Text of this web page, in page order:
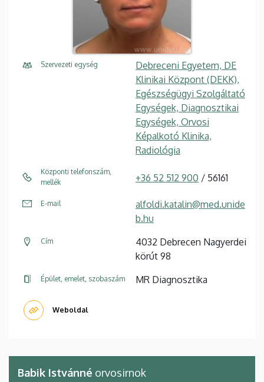
Szervezeti egység
Debreceni Egyetem, DE
Klinikai Központ (DEKK),
Egészségügyi Szolgáltató
Egységek, Diagnosztikai
Egységek, Orvosi
Képalkotó Klinika,
Radiológia
Központi telefonszám,
mellék
+36 52 512 900 / 56161
E-mail
alfoldi.katalin@med.unide
b.hu
Cím
4032 Debrecen Nagyerdei
körút 98
Épület, emelet, szobaszám MR Diagnosztika
Weboldal
Babik Istvánné orvosirnok